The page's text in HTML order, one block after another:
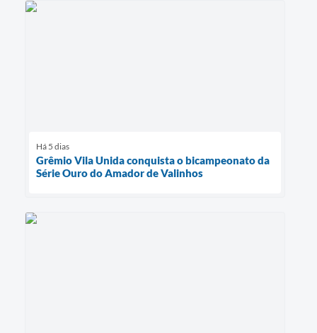
Há 5 dias
Grêmio Vila Unida conquista o bicampeonato da
Série Ouro do Amador de Valinhos